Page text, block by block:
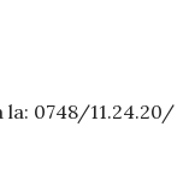
la: 0748/11.24.20/